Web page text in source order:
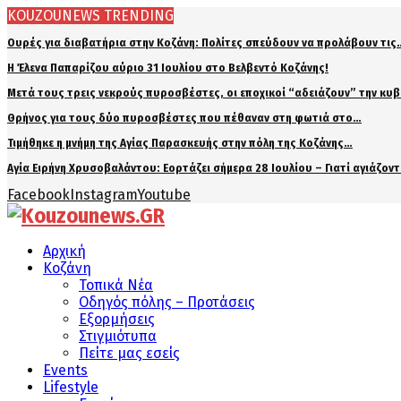
KOUZOUNEWS TRENDING
Ουρές για διαβατήρια στην Κοζάνη: Πολίτες σπεύδουν να προλάβουν
Η Έλενα Παπαρίζου αύριο 31 Ιουλίου στο Βελβεντό Κοζάνης!
Μετά τους τρεις νεκρούς πυροσβέστες, οι εποχικοί “αδειάζουν” την
Θρήνος για τους δύο πυροσβέστες που πέθαναν στη φωτιά στο…
Τιμήθηκε η μνήμη της Αγίας Παρασκευής στην πόλη της Κοζάνης…
Αγία Ειρήνη Χρυσοβαλάντου: Εορτάζει σήμερα 28 Ιουλίου – Γιατί
FacebookInstagramYoutube
Αρχική
Κοζάνη
Τοπικά Νέα
Οδηγός πόλης – Προτάσεις
Εξορμήσεις
Στιγμιότυπα
Πείτε μας εσείς
Events
Lifestyle